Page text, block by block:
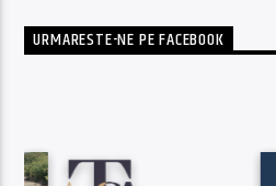
URMARESTE-NE PE FACEBOOK